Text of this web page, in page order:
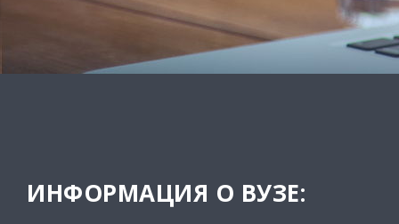
ИНФОРМАЦИЯ О ВУЗЕ: